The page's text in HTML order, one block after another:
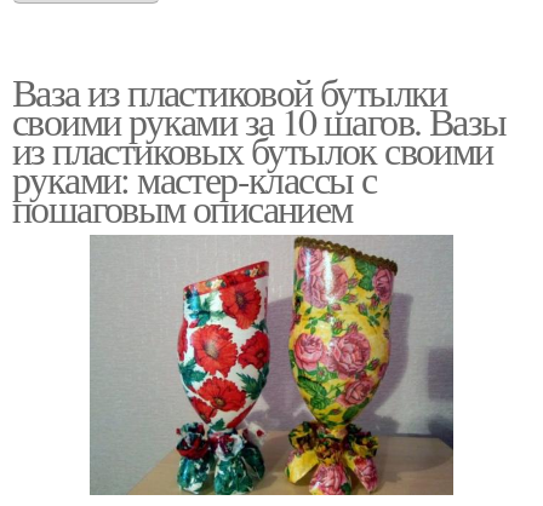
Ваза из пластиковой бутылки
своими руками за 10 шагов. Вазы
из пластиковых бутылок своими
руками: мастер-классы с
пошаговым описанием